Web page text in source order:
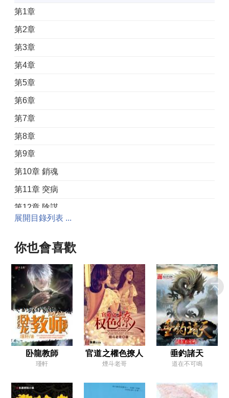
第1章
第2章
第3章
第4章
第5章
第6章
第7章
第8章
第9章
第10章 銷魂
第11章 突病
第12章 陰謀
第13章 詭計
第14章 假日
第16章 秒殺
第17章 幫會
第18章 籌備
第19章 槍火
第20章 百萬
第21章 路途
第22章 麻五
展開目錄列表 ...
你也會喜歡
卧龍教師
瑾軒
官道之權色撩人
煙斗老哥
垂釣諸天
道在不可鳴